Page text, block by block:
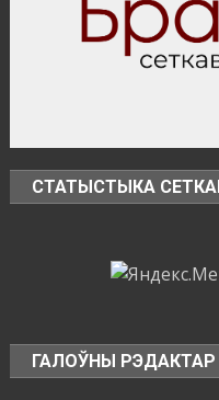
СТАТЫСТЫКА
ГАЛОЎНЫ РЭДАКТАР